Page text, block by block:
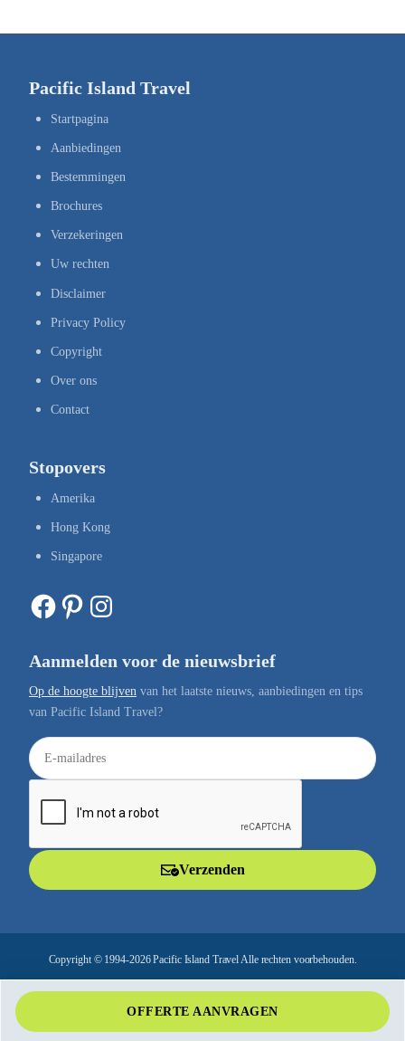
Pacific Island Travel
Startpagina
Aanbiedingen
Bestemmingen
Brochures
Verzekeringen
Uw rechten
Disclaimer
Privacy Policy
Copyright
Over ons
Contact
Stopovers
Amerika
Hong Kong
Singapore
Facebook Pinterest Instagram
Aanmelden voor de nieuwsbrief
Op de hoogte blijven van het laatste nieuws, aanbiedingen en tips
van Pacific Island Travel?
E
-
a
Verzenden
Copyright © 1994-2026 Pacific Island Travel Alle rechten voorbehouden.
OFFERTE AANVRAGEN